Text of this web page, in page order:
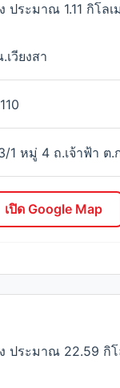
ประมาณ 1.11 กิโลเ
วียงสา
1 หมู่ 4 ถ.เจ้าฟ้า ต.
เปิด Google Map
ประมาณ 22.59 กิโ